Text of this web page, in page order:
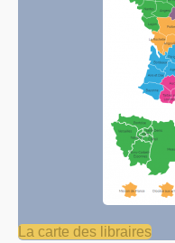
La carte des libraires